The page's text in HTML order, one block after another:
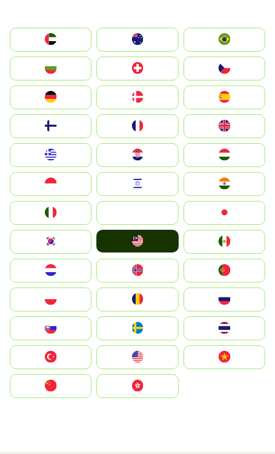
الإمارات العربية المتحدة
Switzerland
Deutschland
United Kingdom
Magyarország
South Korea
United States
中國香港特別行政區